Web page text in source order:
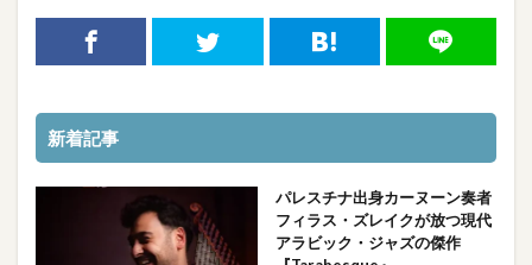
新着記事
パレスチナ出身カーヌーン奏者
フィラス・ズレイクが放つ現代
アラビック・ジャズの傑作